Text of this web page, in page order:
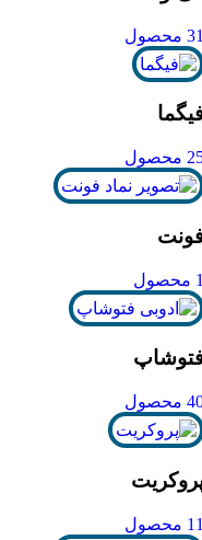
محصول
محصول
محصول
محصول